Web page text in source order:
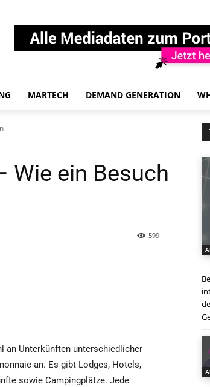
MARTECH DEMAND GENERATION
Wie ein Besuch
599
an Unterkünften unterschiedlicher
an. Es gibt Lodges, Hotels,
sowie Campingplätze. Jede